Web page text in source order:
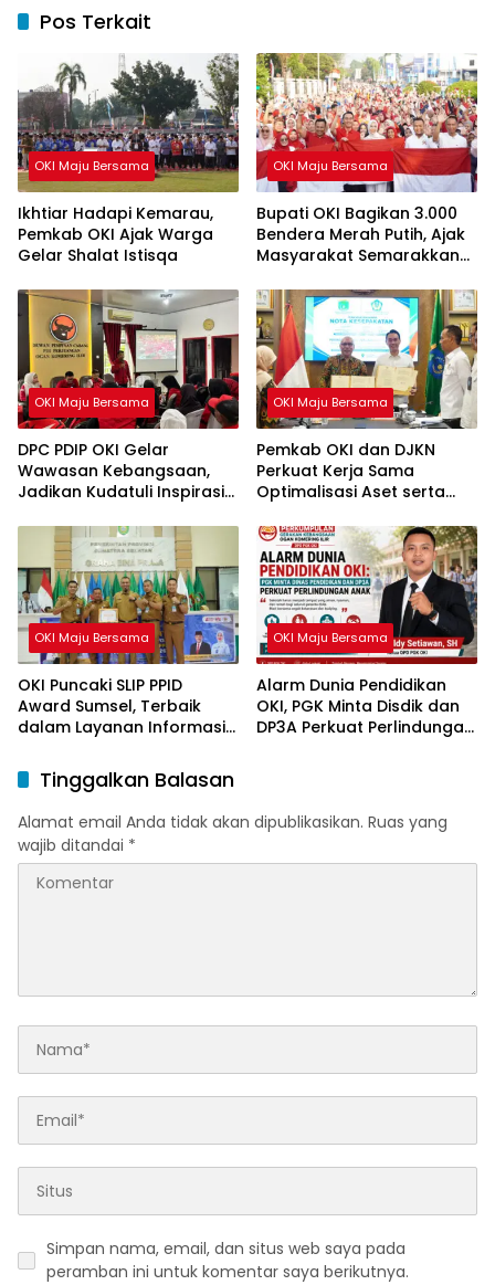
Pos Terkait
OKI Maju Bersama
Ikhtiar Hadapi Kemarau,
Pemkab OKI Ajak Warga
Gelar Shalat Istisqa
OKI Maju Bersama
Bupati OKI Bagikan 3.000
Bendera Merah Putih, Ajak
Masyarakat Semarakkan
OKI Maju Bersama
DPC PDIP OKI Gelar
Wawasan Kebangsaan,
Jadikan Kudatuli Inspirasi
OKI Maju Bersama
Pemkab OKI dan DJKN
Perkuat Kerja Sama
Optimalisasi Aset serta
OKI Maju Bersama
OKI Puncaki SLIP PPID
Award Sumsel, Terbaik
dalam Layanan Informasi
OKI Maju Bersama
Alarm Dunia Pendidikan
OKI, PGK Minta Disdik dan
DP3A Perkuat Perlindungan
Tinggalkan Balasan
Alamat email Anda tidak akan dipublikasikan. Ruas yang
wajib ditandai *
Simpan nama, email, dan situs web saya pada
peramban ini untuk komentar saya berikutnya.